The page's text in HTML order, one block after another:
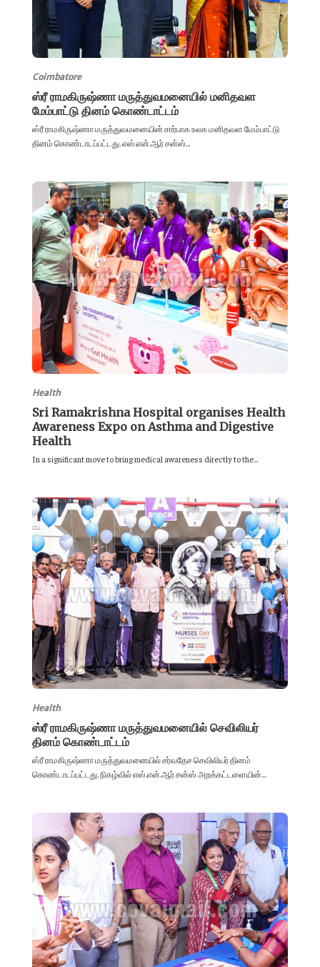
Coimbatore
ஸ்ரீ ராமகிருஷ்ணா மருத்துவமனையில் மனிதவள
மேம்பாட்டு தினம் கொண்டாட்டம்
ஸ்ரீ ராமகிருஷ்ணா மருத்துவமனையின் சார்பாக உலக மனிதவள மேம்பாட்டு
தினம் கொண்டாடப்பட்டது. எஸ்.என்.ஆர் சன்ஸ்...
Health
Sri Ramakrishna Hospital organises Health
Awareness Expo on Asthma and Digestive
Health
In a significant move to bring medical awareness directly to the...
Health
ஸ்ரீ ராமகிருஷ்ணா மருத்துவமனையில் செவிலியர்
தினம் கொண்டாட்டம்
ஸ்ரீ ராமகிருஷ்ணா மருத்துவமனையில் சர்வதேச செவிலியர் தினம்
கொண்டாடப்பட்டது. நிகழ்வில் எஸ்.என்.ஆர் சன்ஸ் அறக்கட்டளையின்...